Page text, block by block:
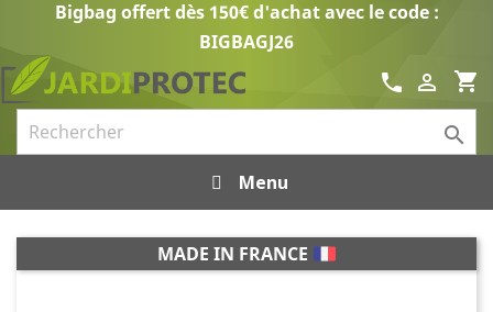
Bigbag offert dès 150€ d'achat avec le code :
BIGBAGJ26
shopping_cart

call

Menu
MADE IN FRANCE